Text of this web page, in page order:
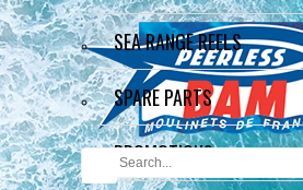
SEA RANGE REELS
SPARE PARTS
PROMOTIONS